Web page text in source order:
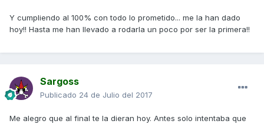
Y cumpliendo al 100% con todo lo prometido... me la han dado
hoy!! Hasta me han llevado a rodarla un poco por ser la primera!!
Sargoss
Publicado 24 de Julio del 2017
Me alegro que al final te la dieran hoy. Antes solo intentaba que